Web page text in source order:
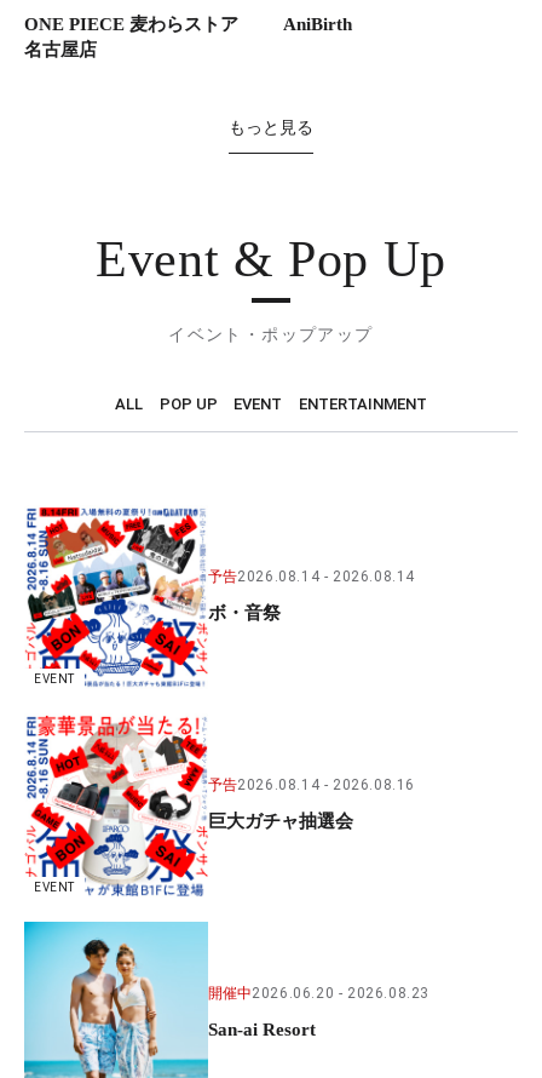
ONE PIECE 麦わらストア
名古屋店
AniBirth
もっと見る
Event & Pop Up
イベント・ポップアップ
ALL POP UP EVENT ENTERTAINMENT
EVENT
予告2026.08.14 2026.08.14
ボ・音祭
EVENT
予告2026.08.14 2026.08.16
巨大ガチャ抽選会
開催中2026.06.20 2026.08.23
San-ai Resort